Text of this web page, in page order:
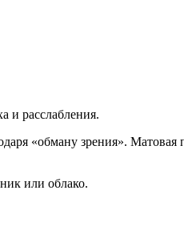
и расслабления.
«обману зрения». Матовая
или облако.